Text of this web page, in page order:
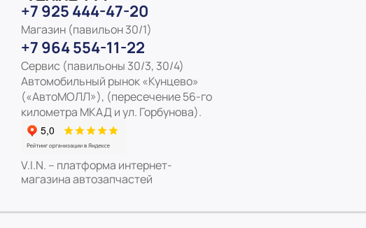
+7 925 444-47-20
Магазин (павильон 30/1)
+7 964 554-11-22
Сервис (павильоны 30/3, 30/4)
Автомобильный рынок «Кунцево»
(«АвтоМОЛЛ»), (пересечение 56-го
километра МКАД и ул. Горбунова).
V.I.N. – платформа интернет-
магазина автозапчастей